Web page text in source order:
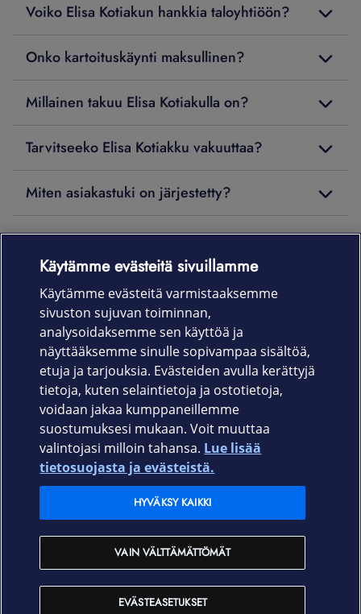
Voiko Elisa Kotiakun hankkia taloyhtiöön?
Onko kartoituskäynti maksullinen?
Millainen takuu Elisa Kotiakulla on?
Tarvitseeko Elisa Kotiakku vakuuttaa?
Miten asiakastuki on järjestetty?
Laitteet & liittymät
Palvelut
Ajankohtaista
Elisa Oyj
Käytämme evästeitä sivuillamme
Käytämme evästeitä varmistaaksemme
sivuston sujuvan toiminnan,
analysoidaksemme sen käyttöä ja
näyttääksemme sinulle sopivampaa sisältöä,
etuja ja tarjouksia. Evästeiden avulla kerättyjä
tietoja, kuten selaintietoja ja ostotietoja,
voidaan jakaa kumppaneillemme
suostumuksesi mukaan. Voit muuttaa
valintojasi milloin tahansa. Lue lisää
tietosuojasta ja evästeistä.
EVÄSTEASETUKSET
VAIN VÄLTTÄMÄTTÖMÄT
HYVÄKSY KAIKKI